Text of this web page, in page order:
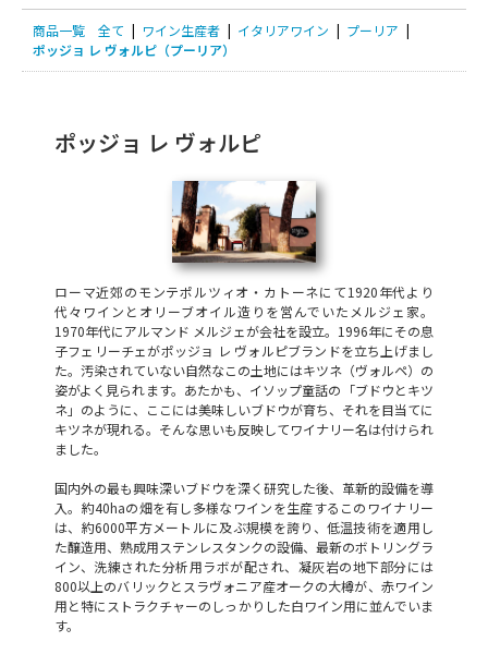
商品一覧 全て | ワイン生産者 | イタリアワイン | プーリア |
ポッジョ レ ヴォルピ（プーリア）
ポッジョ レ ヴォルピ
ローマ近郊のモンテポルツィオ・カトーネにて1920年代より
代々ワインとオリーブオイル造りを営んでいたメルジェ家。
1970年代にアルマンド メルジェが会社を設立。1996年にその息
子フェリーチェがポッジョ レ ヴォルピブランドを立ち上げまし
た。汚染されていない自然なこの土地にはキツネ（ヴォルペ）の
姿がよく見られます。あたかも、イソップ童話の「ブドウとキツ
ネ」のように、ここには美味しいブドウが育ち、それを目当てに
キツネが現れる。そんな思いも反映してワイナリー名は付けられ
ました。
国内外の最も興味深いブドウを深く研究した後、革新的設備を導
入。約40haの畑を有し多様なワインを生産するこのワイナリー
は、約6000平方メートルに及ぶ規模を誇り、低温技術を適用し
た醸造用、熟成用ステンレスタンクの設備、最新のボトリングラ
イン、洗練された分析用ラボが配され、凝灰岩の地下部分には
800以上のバリックとスラヴォニア産オークの大樽が、赤ワイン
用と特にストラクチャーのしっかりした白ワイン用に並んでいま
す。